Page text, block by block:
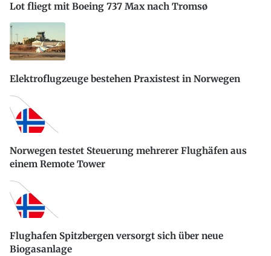
Lot fliegt mit Boeing 737 Max nach Tromsø
Elektroflugzeuge bestehen Praxistest in Norwegen
Norwegen testet Steuerung mehrerer Flughäfen aus
einem Remote Tower
Flughafen Spitzbergen versorgt sich über neue
Biogasanlage